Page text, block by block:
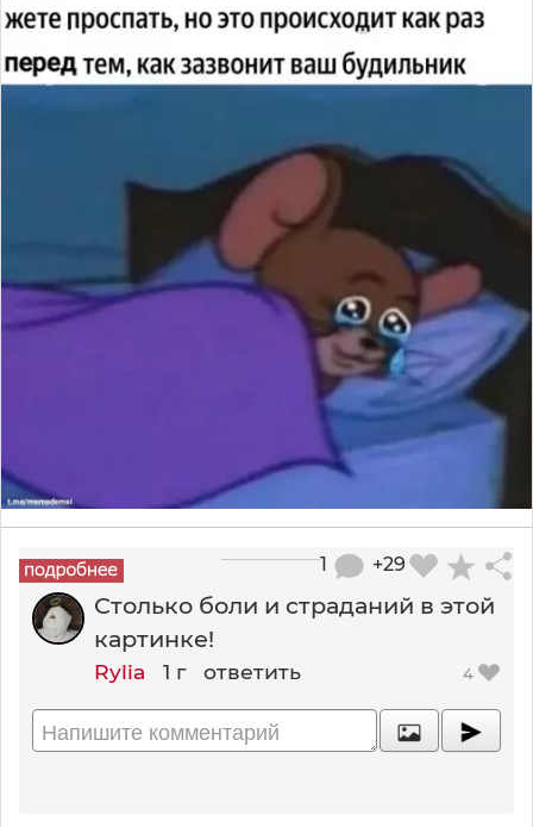
+29
1
Столько боли и страданий в этой
картинке!
Rylia 1 г ответить 4